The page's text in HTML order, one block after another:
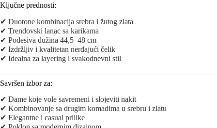
Ključne prednosti:
✔ Duotone kombinacija srebra i žutog zlata
✔ Trendovski lanac sa karikama
✔ Podesiva dužina 44,5–48 cm
✔ Izdržljiv i kvalitetan nerđajući čelik
✔ Idealna za layering i svakodnevni stil
Savršen izbor za:
✔ Dame koje vole savremeni i slojeviti nakit
✔ Kombinovanje sa drugim komadima u srebru i zlatu
✔ Elegantne i casual prilike